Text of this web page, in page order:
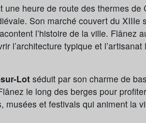
une heure de route des thermes de
Son marché couvert du
l’histoire de la ville. Flânez
l’architecture typique et
Lot séduit par son charme de
le long des berges pour
musées et festivals qui animent la